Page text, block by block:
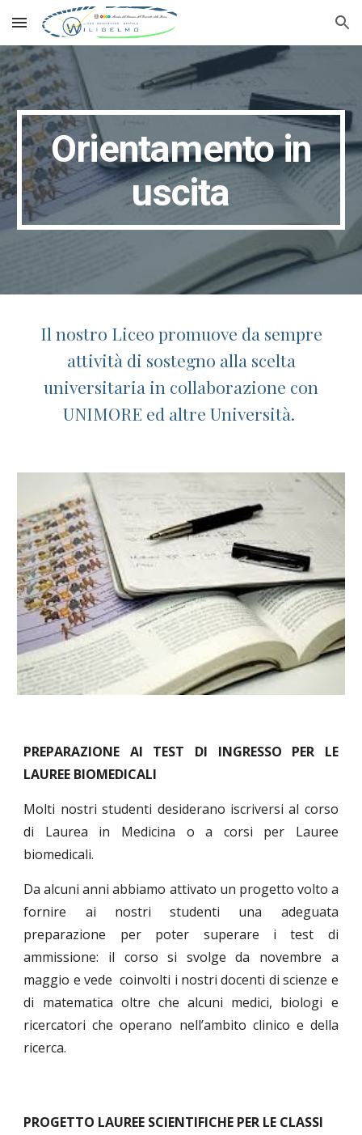
Skip to main content Skip to navigation
Orientamento in
uscita
Il nostro Liceo promuove da sempre
attività di sostegno alla scelta
universitaria in collaborazione con
UNIMORE ed altre Università.
PREPARAZIONE AI TEST DI INGRESSO PER LE
LAUREE BIOMEDICALI
Molti nostri studenti desiderano iscriversi al corso
di Laurea in Medicina o a corsi per Lauree
biomedicali.
Da alcuni anni abbiamo attivato un progetto volto a
fornire ai nostri studenti una adeguata
preparazione per poter superare i test di
ammissione: il corso si svolge da novembre a
maggio e vede coinvolti i nostri docenti di scienze e
di matematica oltre che alcuni medici, biologi e
ricercatori che operano nell’ambito clinico e della
ricerca.
PROGETTO LAUREE SCIENTIFICHE PER LE CLASSI